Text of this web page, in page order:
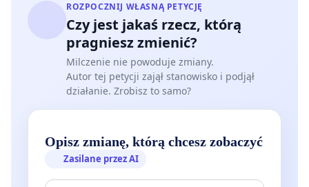
ROZPOCZNIJ WŁASNĄ PETYCJĘ
Czy jest jakaś rzecz, którą
pragniesz zmienić?
Milczenie nie powoduje zmiany.
Autor tej petycji zajął stanowisko i podjął
działanie. Zrobisz to samo?
Opisz zmianę, którą chcesz zobaczyć
Zasilane przez AI